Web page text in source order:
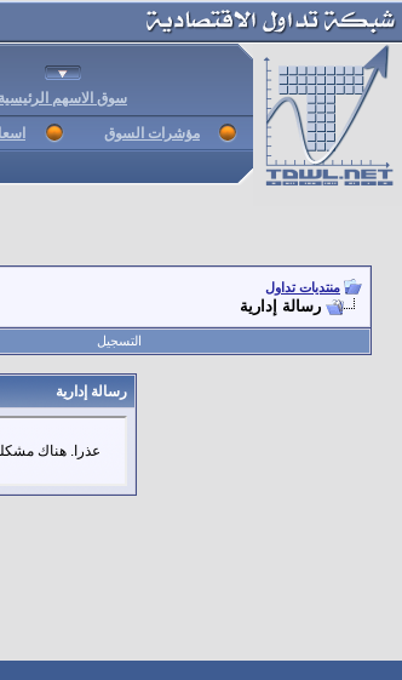
سوق الاسهم الرئيسية
مؤشرات السوق
منتديات تداول
رسالة إدارية
التسجيل
رسالة إدارية
عذرا. هناك